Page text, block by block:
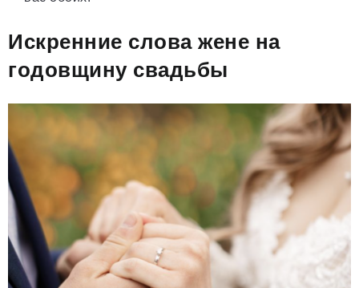
Искренние слова жене на
годовщину свадьбы